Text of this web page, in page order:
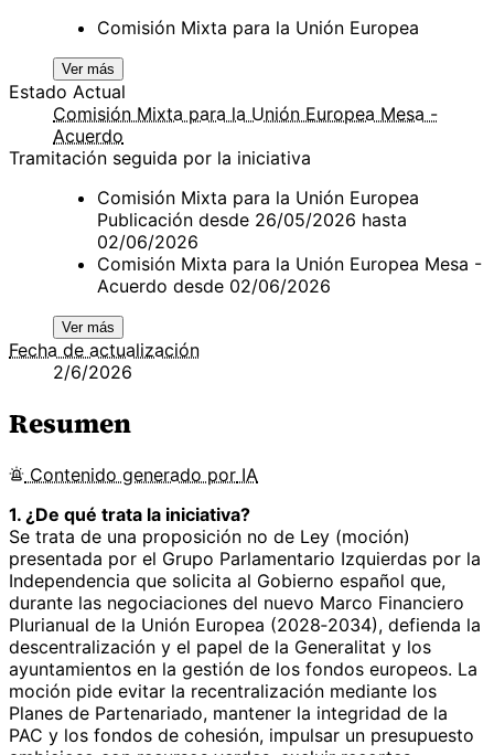
Comisión Mixta para la Unión Europea
Ver más
Estado Actual
Comisión Mixta para la Unión Europea Mesa -
Acuerdo
Tramitación seguida por la iniciativa
Comisión Mixta para la Unión Europea
Publicación desde 26/05/2026 hasta
02/06/2026
Comisión Mixta para la Unión Europea Mesa -
Acuerdo desde 02/06/2026
Ver más
Fecha de actualización
2/6/2026
Resumen
Contenido generado por IA
1. ¿De qué trata la iniciativa?
Se trata de una proposición no de Ley (moción)
presentada por el Grupo Parlamentario Izquierdas por la
Independencia que solicita al Gobierno español que,
durante las negociaciones del nuevo Marco Financiero
Plurianual de la Unión Europea (2028‑2034), defienda la
descentralización y el papel de la Generalitat y los
ayuntamientos en la gestión de los fondos europeos. La
moción pide evitar la recentralización mediante los
Planes de Partenariado, mantener la integridad de la
PAC y los fondos de cohesión, impulsar un presupuesto